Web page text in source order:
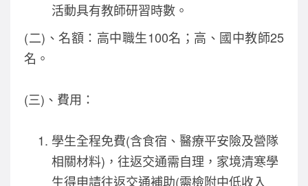
活動具有教師研習時數。
(二)、名額：高中職生100名；高、國中教師25
名。
(三)、費用：
學生全程免費(含食宿、醫療平安險及營隊
相關材料)，往返交通需自理，家境清寒學
生得申請往返交通補助(需檢附中低收入